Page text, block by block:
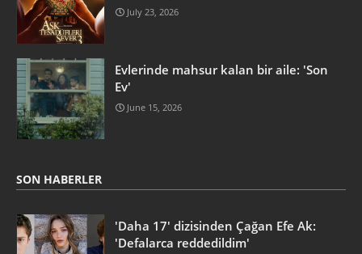
July 23, 2026
Evlerinde mahsur kalan bir aile: 'Son
Ev'
June 15, 2026
SON HABERLER
'Daha 17' dizisinden Çağan Efe Ak:
'Defalarca reddedildim'